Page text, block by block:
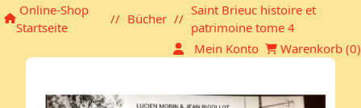
Online-Shop
Startseite
// Bücher //
Saint Brieuc histoire et
patrimoine tome 4
Mein Konto
Warenkorb (0)